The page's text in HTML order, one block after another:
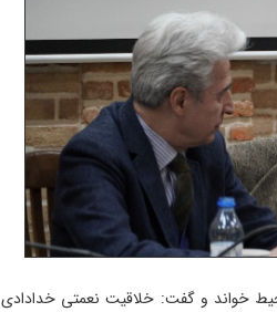
خواند و گفت: خلاقیت نعمتی خدادادی